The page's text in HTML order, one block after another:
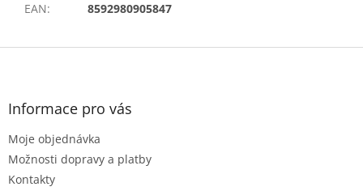
EAN: 8592980905847
Z
Informace pro vás
Moje objednávka
Možnosti dopravy a platby
Kontakty